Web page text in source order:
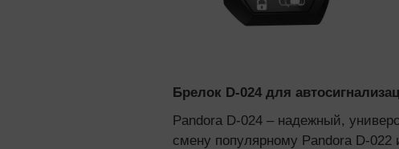
Брелок D-024 для
Pandora D-024 – надежный,
смену популярному Pandora D-